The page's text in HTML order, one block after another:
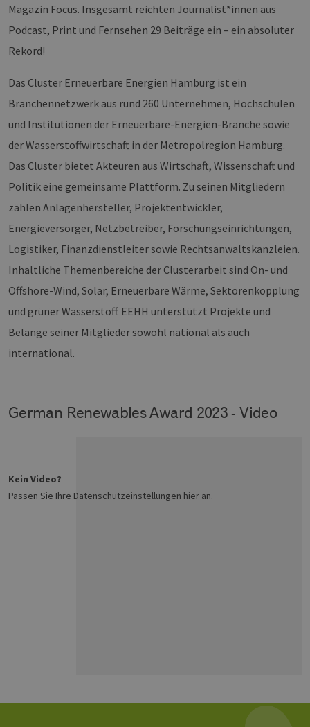
Magazin Focus. Insgesamt reichten Journalist*innen aus
Podcast, Print und Fernsehen 29 Beiträge ein – ein absoluter
Rekord!
Das Cluster Erneuerbare Energien Hamburg ist ein
Branchennetzwerk aus rund 260 Unternehmen, Hochschulen
und Institutionen der Erneuerbare-Energien-Branche sowie
der Wasserstoffwirtschaft in der Metropolregion Hamburg.
Das Cluster bietet Akteuren aus Wirtschaft, Wissenschaft und
Politik eine gemeinsame Plattform. Zu seinen Mitgliedern
zählen Anlagenhersteller, Projektentwickler,
Energieversorger, Netzbetreiber, Forschungseinrichtungen,
Logistiker, Finanzdienstleiter sowie Rechtsanwaltskanzleien.
Inhaltliche Themenbereiche der Clusterarbeit sind On- und
Offshore-Wind, Solar, Erneuerbare Wärme, Sektorenkopplung
und grüner Wasserstoff. EEHH unterstützt Projekte und
Belange seiner Mitglieder sowohl national als auch
international.
German Renewables Award 2023 - Video
Kein Video?
Passen Sie Ihre Datenschutzeinstellungen hier an.